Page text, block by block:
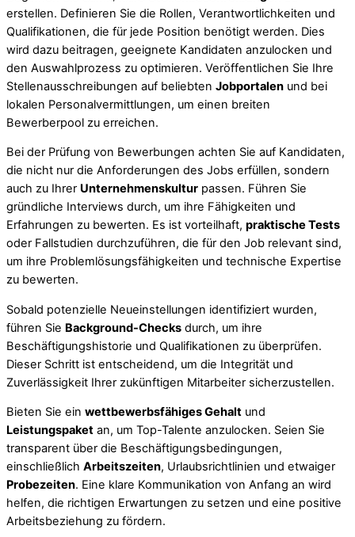
erstellen. Definieren Sie die Rollen, Verantwortlichkeiten und
Qualifikationen, die für jede Position benötigt werden. Dies
wird dazu beitragen, geeignete Kandidaten anzulocken und
den Auswahlprozess zu optimieren. Veröffentlichen Sie Ihre
Stellenausschreibungen auf beliebten Jobportalen und bei
lokalen Personalvermittlungen, um einen breiten
Bewerberpool zu erreichen.
Bei der Prüfung von Bewerbungen achten Sie auf Kandidaten,
die nicht nur die Anforderungen des Jobs erfüllen, sondern
auch zu Ihrer Unternehmenskultur passen. Führen Sie
gründliche Interviews durch, um ihre Fähigkeiten und
Erfahrungen zu bewerten. Es ist vorteilhaft, praktische Tests
oder Fallstudien durchzuführen, die für den Job relevant sind,
um ihre Problemlösungsfähigkeiten und technische Expertise
zu bewerten.
Sobald potenzielle Neueinstellungen identifiziert wurden,
führen Sie Background-Checks durch, um ihre
Beschäftigungshistorie und Qualifikationen zu überprüfen.
Dieser Schritt ist entscheidend, um die Integrität und
Zuverlässigkeit Ihrer zukünftigen Mitarbeiter sicherzustellen.
Bieten Sie ein wettbewerbsfähiges Gehalt und
Leistungspaket an, um Top-Talente anzulocken. Seien Sie
transparent über die Beschäftigungsbedingungen,
einschließlich Arbeitszeiten, Urlaubsrichtlinien und etwaiger
Probezeiten. Eine klare Kommunikation von Anfang an wird
helfen, die richtigen Erwartungen zu setzen und eine positive
Arbeitsbeziehung zu fördern.